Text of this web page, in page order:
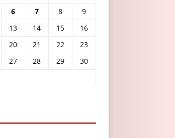
6 7 8
9
13 14 15
16
20 21 22
23
27 28 29
30